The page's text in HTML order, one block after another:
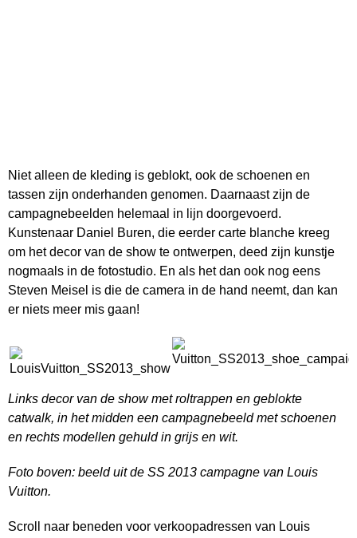
Niet alleen de kleding is geblokt, ook de schoenen en
tassen zijn onderhanden genomen. Daarnaast zijn de
campagnebeelden helemaal in lijn doorgevoerd.
Kunstenaar Daniel Buren, die eerder carte blanche kreeg
om het decor van de show te ontwerpen, deed zijn kunstje
nogmaals in de fotostudio. En als het dan ook nog eens
Steven Meisel is die de camera in de hand neemt, dan kan
er niets meer mis gaan!
Links decor van de show met roltrappen en geblokte
catwalk, in het midden een campagnebeeld met schoenen
en rechts modellen gehuld in grijs en wit.
Foto boven: beeld uit de SS 2013 campagne van Louis
Vuitton.
Scroll naar beneden voor verkoopadressen van Louis